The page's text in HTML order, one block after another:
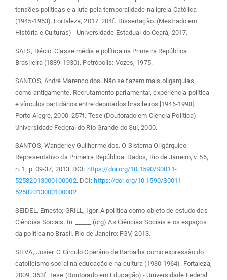
tensões políticas e a luta pela temporalidade na igreja Católica
(1945-1953). Fortaleza, 2017. 204f. Dissertação. (Mestrado em
História e Culturas) - Universidade Estadual do Ceará, 2017.
SAES, Décio. Classe média e política na Primeira República
Brasileira (1889-1930). Petrópolis: Vozes, 1975.
SANTOS, André Marenco dos. Não se fazem mais oligarquias
como antigamente. Recrutamento parlamentar, experiência política
e vínculos partidários entre deputados brasileiros [1946-1998].
Porto Alegre, 2000. 257f. Tese (Doutorado em Ciência Política) -
Universidade Federal do Rio Grande do Sul, 2000.
SANTOS, Wanderley Guilherme dos. O Sistema Oligárquico
Representativo da Primeira República. Dados, Rio de Janeiro, v. 56,
n. 1, p. 09-37, 2013. DOI: https://doi.org/10.1590/S0011-
52582013000100002. DOI: https://doi.org/10.1590/S0011-
52582013000100002
SEIDEL, Ernesto; GRILL, Igor. A política como objeto de estudo das
Ciências Sociais. In: _____ (org) As Ciências Sociais e os espaços
da política no Brasil. Rio de Janeiro: FGV, 2013.
SILVA, Josier. O Círculo Operário de Barbalha como expressão do
catolicismo social na educação e na cultura (1930-1964). Fortaleza,
2009. 363f. Tese (Doutorado em Educação) - Universidade Federal